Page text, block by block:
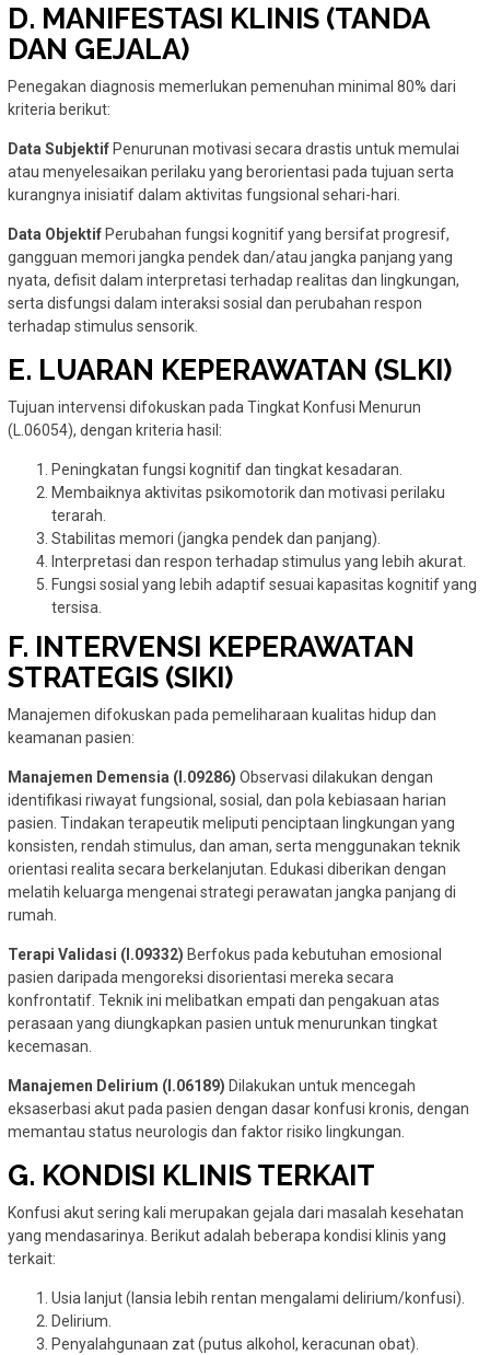
D. MANIFESTASI KLINIS (TANDA
DAN GEJALA)
Penegakan diagnosis memerlukan pemenuhan minimal 80% dari
kriteria berikut:
Data SubjektifPenurunan motivasi secara drastis untuk memulai
atau menyelesaikan perilaku yang berorientasi pada tujuan serta
kurangnya inisiatif dalam aktivitas fungsional sehari-hari.
Data ObjektifPerubahan fungsi kognitif yang bersifat progresif,
gangguan memori jangka pendek dan/atau jangka panjang yang
nyata, defisit dalam interpretasi terhadap realitas dan lingkungan,
serta disfungsi dalam interaksi sosial dan perubahan respon
terhadap stimulus sensorik.
E. LUARAN KEPERAWATAN (SLKI)
Tujuan intervensi difokuskan pada Tingkat Konfusi Menurun
(L.06054), dengan kriteria hasil:
Peningkatan fungsi kognitif dan tingkat kesadaran.
Membaiknya aktivitas psikomotorik dan motivasi perilaku
terarah.
Stabilitas memori (jangka pendek dan panjang).
Interpretasi dan respon terhadap stimulus yang lebih akurat.
Fungsi sosial yang lebih adaptif sesuai kapasitas kognitif yang
tersisa.
F. INTERVENSI KEPERAWATAN
STRATEGIS (SIKI)
Manajemen difokuskan pada pemeliharaan kualitas hidup dan
keamanan pasien:
Manajemen Demensia (I.09286) Observasi dilakukan dengan
identifikasi riwayat fungsional, sosial, dan pola kebiasaan harian
pasien. Tindakan terapeutik meliputi penciptaan lingkungan yang
konsisten, rendah stimulus, dan aman, serta menggunakan teknik
orientasi realita secara berkelanjutan. Edukasi diberikan dengan
melatih keluarga mengenai strategi perawatan jangka panjang di
rumah.
Terapi Validasi (I.09332) Berfokus pada kebutuhan emosional
pasien daripada mengoreksi disorientasi mereka secara
konfrontatif. Teknik ini melibatkan empati dan pengakuan atas
perasaan yang diungkapkan pasien untuk menurunkan tingkat
kecemasan.
Manajemen Delirium (I.06189) Dilakukan untuk mencegah
eksaserbasi akut pada pasien dengan dasar konfusi kronis, dengan
memantau status neurologis dan faktor risiko lingkungan.
G. KONDISI KLINIS TERKAIT
Konfusi akut sering kali merupakan gejala dari masalah kesehatan
yang mendasarinya. Berikut adalah beberapa kondisi klinis yang
terkait:
Usia lanjut (lansia lebih rentan mengalami delirium/konfusi).
Delirium.
Penyalahgunaan zat (putus alkohol, keracunan obat).